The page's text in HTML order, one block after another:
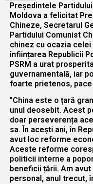
Președintele
Moldova a felicitat
Chineze, Secretarul
Partidului Comunist
chinez cu ocazia
înființarea Republicii
PSRM a urat
guvernamentală, iar
foarte prietenos, pace
”China este o țară
unul deosebit. Acest
doar perseverența
sa. În acești ani, în
avut loc reforme
Aceste reforme
politicii interne a
beneficii țării. Am
personal, anul trecut,